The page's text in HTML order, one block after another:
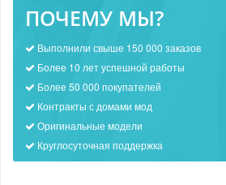
ПОЧЕМУ МЫ?
Выполнили свыше 150 000 заказов
Более 10 лет успешной работы
Более 50 000 покупателей
Контракты с домами мод
Оригинальные модели
Круглосуточная поддержка